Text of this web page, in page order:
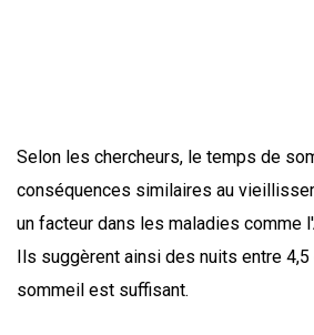
Selon les chercheurs, le temps de
conséquences similaires au
un facteur dans les maladies comme
Ils suggèrent ainsi des nuits entre
sommeil est suffisant.